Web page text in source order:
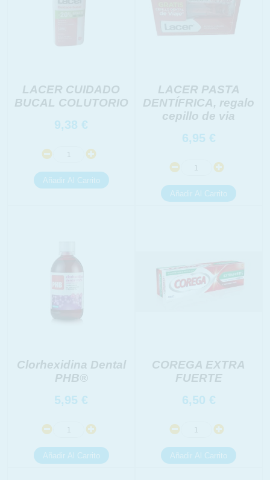
LACER CUIDADO
BUCAL COLUTORIO
9,38 €
LACER PASTA
DENTÍFRICA, regalo
cepillo de via
6,95 €
Clorhexidina Dental
PHB®
5,95 €
COREGA EXTRA
FUERTE
6,50 €
Responsable:
Finalidad:
Legitimación:
Derechos:
link
link